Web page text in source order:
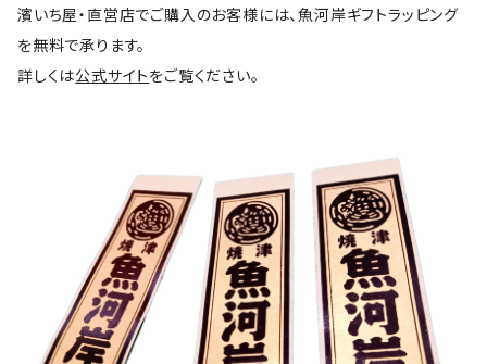
濱いち屋・直営店でご購入のお客様には、魚河岸ギフトラッピング
を無料で承ります。
詳しくは公式サイトをご覧ください。